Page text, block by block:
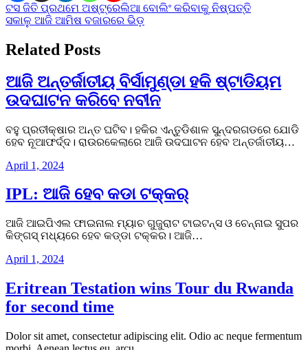
Post
navigation
ଟସ ଜିତି ପ୍ରଥମେ ଅଷ୍ଟ୍ରେଲିଆ ବୋଲିଂ କରିବାକୁ ନିଷ୍ପତ୍ତି
ସକାଳୁ ଆଜି ଆମିଷ ବଜାରରେ ଭିଡ଼
Related Posts
ଆଜି ଅନ୍ତର୍ଜାତୀୟ ବିର୍ସାମୁଣ୍ଡା ହକି ଷ୍ଟାଡିୟମ
ଉଦଘାଟନ କରିବେ ନବୀନ
ବହୁ ପ୍ରତୀକ୍ଷାର ଅନ୍ତ ଘଟିବ। ହକିର ଏନ୍ତୁଡିଶାଳ ସୁନ୍ଦରଗଡରେ ଯୋଡି
ହେବ ନୂଆଫର୍ଦ୍ଦ। ରାଉରକେଲାରେ ଆଜି ଉଦଘାଟନ ହେବ ଅନ୍ତର୍ଜାତୀୟ…
April 1, 2024
IPL: ଆଜି ହେବ କଡା ଟକ୍କର୍‌
ଆଜି ଆଇପିଏଲ ଫାଇନାଲ ମ୍ୟାଚ ଗୁଜୁରାଟ ଟାଇଟନ୍ସ ଓ ଚେନ୍ନାଇ ସୁପର
କିଙ୍ଗସ୍ ମଧ୍ୟରେ ହେବ କଡ୍ଡା ଟକ୍କର। ଆଜି…
April 1, 2024
Eritrean Testation wins Tour du Rwanda
for second time
Dolor sit amet, consectetur adipiscing elit. Odio ac neque fermentum